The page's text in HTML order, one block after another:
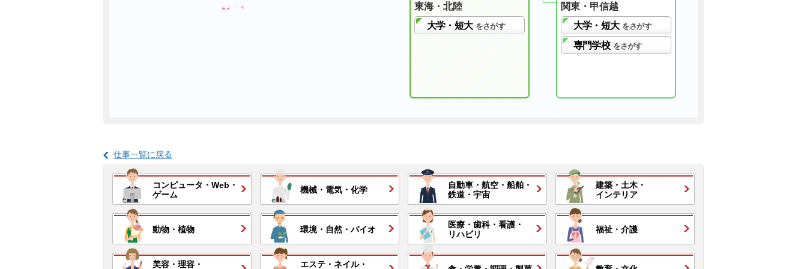
関東・甲信越
大学・短大 をさがす
専門学校 をさがす
東海・北陸
大学・短大 をさがす
仕事一覧に戻る
コンピュータ・ Web・
ゲーム
機械・ 電気・ 化学 自動車・ 航空・ 船舶・
鉄道・ 宇宙
建築・ 土木・
インテリア
動物・ 植物 環境・ 自然・ バイオ 医療・ 歯科・ 看護・
リハビリ
福祉・ 介護
美容・ 理容・ エステ・ ネイル・